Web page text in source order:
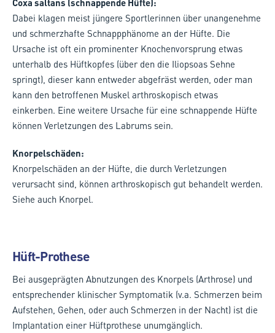
Dabei klagen meist jüngere Sportlerinnen über unangenehme
und schmerzhafte Schnappphänome an der Hüfte. Die
Ursache ist oft ein prominenter Knochenvorsprung etwas
unterhalb des Hüftkopfes (über den die Iliopsoas Sehne
springt), dieser kann entweder abgefräst werden, oder man
kann den betroffenen Muskel arthroskopisch etwas
einkerben. Eine weitere Ursache für eine schnappende Hüfte
können Verletzungen des Labrums sein.
Knorpelschäden:
Knorpelschäden an der Hüfte, die durch Verletzungen
verursacht sind, können arthroskopisch gut behandelt werden.
Siehe auch Knorpel.
Hüft-Prothese
Bei ausgeprägten Abnutzungen des Knorpels (Arthrose) und
entsprechender klinischer Symptomatik (v.a. Schmerzen beim
Aufstehen, Gehen, oder auch Schmerzen in der Nacht) ist die
Implantation einer Hüftprothese unumgänglich.